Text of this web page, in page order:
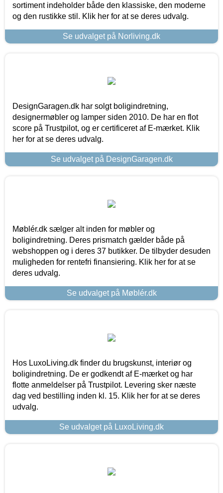
sortiment indeholder både den klassiske, den moderne
og den rustikke stil. Klik her for at se deres udvalg.
Se udvalget på Norliving.dk
DesignGaragen.dk har solgt boligindretning,
designermøbler og lamper siden 2010. De har en flot
score på Trustpilot, og er certificeret af E-mærket. Klik
her for at se deres udvalg.
Se udvalget på DesignGaragen.dk
Møblér.dk sælger alt inden for møbler og
boligindretning. Deres prismatch gælder både på
webshoppen og i deres 37 butikker. De tilbyder desuden
muligheden for rentefri finansiering. Klik her for at se
deres udvalg.
Se udvalget på Møblér.dk
Hos LuxoLiving.dk finder du brugskunst, interiør og
boligindretning. De er godkendt af E-mærket og har
flotte anmeldelser på Trustpilot. Levering sker næste
dag ved bestilling inden kl. 15. Klik her for at se deres
udvalg.
Se udvalget på LuxoLiving.dk